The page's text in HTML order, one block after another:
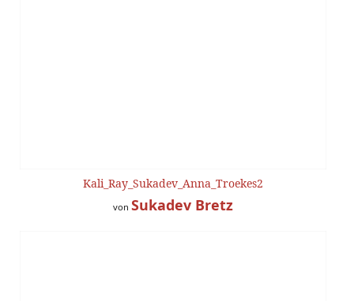
Kali_Ray_Sukadev_Anna_Troekes2
von Sukadev Bretz